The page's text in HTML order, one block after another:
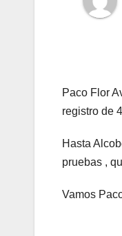
Paco Flor
registro de
Hasta
pruebas ,
Vamos